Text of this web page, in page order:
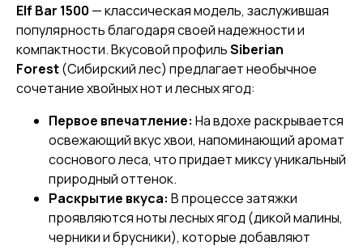
Elf Bar 1500 — классическая модель, заслужившая
популярность благодаря своей надежности и
компактности. Вкусовой профильSiberian
Forest(Сибирский лес) предлагает необычное
сочетание хвойных нот и лесных ягод:
Первое впечатление: На вдохе раскрывается
освежающий вкус хвои, напоминающий аромат
соснового леса, что придает миксу уникальный
природный оттенок.
Раскрытие вкуса: В процессе затяжки
проявляются ноты лесных ягод (дикой малины,
черники и брусники), которые добавляют